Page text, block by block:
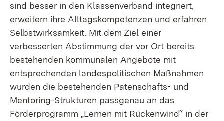
sind besser in den Klassenverband integriert,
erweitern ihre Alltagskompetenzen und erfahren
Selbstwirksamkeit. Mit dem Ziel einer
verbesserten Abstimmung der vor Ort bereits
bestehenden kommunalen Angebote mit
entsprechenden landespolitischen Maßnahmen
wurden die bestehenden Patenschafts- und
Mentoring-Strukturen passgenau an das
Förderprogramm „Lernen mit Rückenwind“ in der